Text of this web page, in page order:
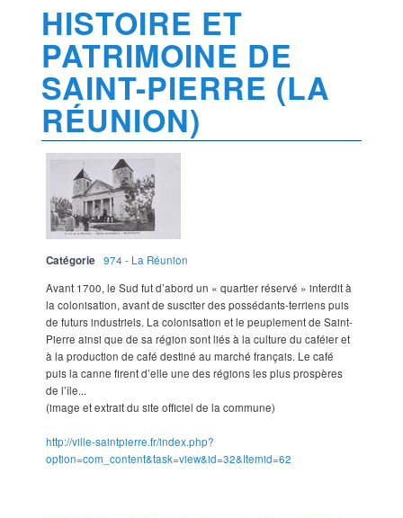
HISTOIRE ET
PATRIMOINE DE
SAINT-PIERRE (LA
RÉUNION)
Catégorie
974 - La Réunion
Avant 1700, le Sud fut d’abord un « quartier réservé » interdit à
la colonisation, avant de susciter des possédants-terriens puis
de futurs industriels. La colonisation et le peuplement de Saint-
Pierre ainsi que de sa région sont liés à la culture du caféier et
à la production de café destiné au marché français. Le café
puis la canne firent d’elle une des régions les plus prospères
de l’île...
(image et extrait du site officiel de la commune)
http://ville-saintpierre.fr/index.php?
option=com_content&task=view&id=32&Itemid=62